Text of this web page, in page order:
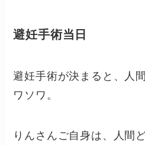
避妊手術当日
避妊手術が決まると、人
ワソワ。
りんさんご自身は、人間